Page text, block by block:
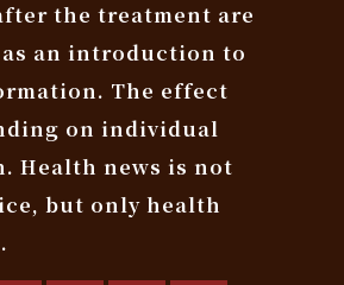
the treatment are
an introduction to
The effect
on individual
Health news is not
but only health